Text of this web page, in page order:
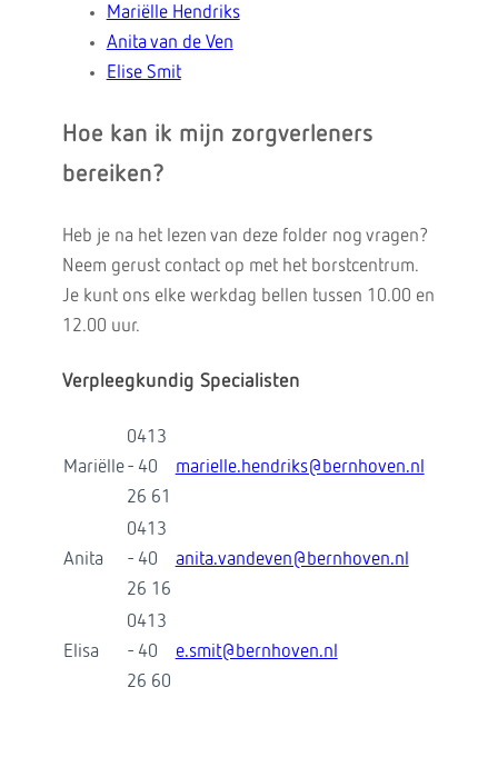
Mariëlle Hendriks
Anita van de Ven
Elise Smit
Hoe kan ik mijn zorgverleners
bereiken?
Heb je na het lezen van deze folder nog vragen?
Neem gerust contact op met het borstcentrum.
Je kunt ons elke werkdag bellen tussen 10.00 en
12.00 uur.
Verpleegkundig Specialisten
Mariëlle
0413
- 40
26 61
marielle.hendriks@bernhoven.nl
Anita
0413
- 40
26 16
anita.vandeven@bernhoven.nl
Elisa
0413
- 40
26 60
e.smit@bernhoven.nl